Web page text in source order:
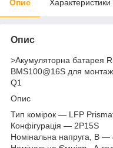
Опис Характеристики
Опис
>Акумуляторна батарея
BMS100@16S для
Q1
Опис
Тип комірок — LFP
Конфігурація — 2P15S
Номінальна напруга, В —